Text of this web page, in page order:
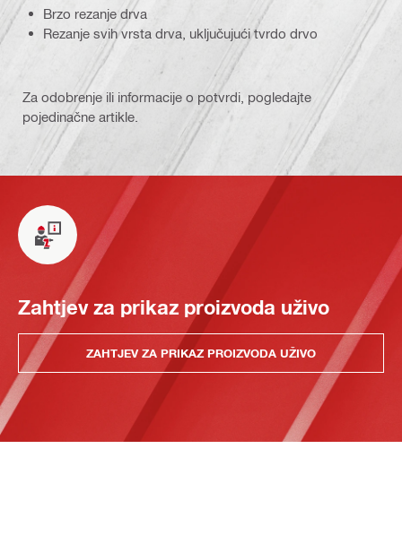
Brzo rezanje drva
Rezanje svih vrsta drva, uključujući tvrdo drvo
Za odobrenje ili informacije o potvrdi, pogledajte
pojedinačne artikle.
Zahtjev za prikaz proizvoda uživo
ZAHTJEV ZA PRIKAZ PROIZVODA UŽIVO